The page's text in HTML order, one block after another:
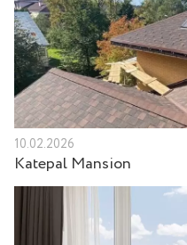
10.02.2026
Katepal Mansion